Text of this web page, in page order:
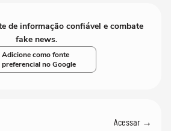
de informação confiável e combate
fake news.
Adicione como fonte
preferencial no Google
Acessar →